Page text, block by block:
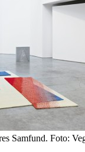
Samfund. Foto: